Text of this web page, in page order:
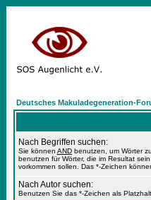
Deutsches Makuladegeneration-
Nach Begriffen suchen:
Sie können AND benutzen, um Wörter
benutzen für Wörter, die im Resultat
vorkommen sollen. Das *-Zeichen
Nach Autor suchen:
Benutzen Sie das *-Zeichen als